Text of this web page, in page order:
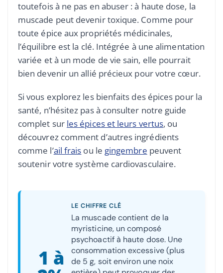
toutefois à ne pas en abuser : à haute dose, la
muscade peut devenir toxique. Comme pour
toute épice aux propriétés médicinales,
l’équilibre est la clé. Intégrée à une alimentation
variée et à un mode de vie sain, elle pourrait
bien devenir un allié précieux pour votre cœur.
Si vous explorez les bienfaits des épices pour la
santé, n’hésitez pas à consulter notre guide
complet sur les épices et leurs vertus, ou
découvrez comment d’autres ingrédients
comme l’ail frais ou le gingembre peuvent
soutenir votre système cardiovasculaire.
1 à
LE CHIFFRE CLÉ
La muscade contient de la
myristicine, un composé
psychoactif à haute dose. Une
consommation excessive (plus
de 5 g, soit environ une noix